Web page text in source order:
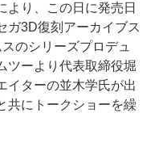
り、この日に発売日
ガ3D復刻アーカイブス
のシリーズプロデュ
ツーより代表取締役堀
イターの並木学氏が出
共にトークショーを繰